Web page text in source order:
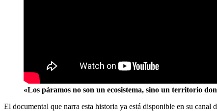
«Los páramos no son un ecosistema, sino un territorio
El documental que narra esta historia ya está disponible en su canal